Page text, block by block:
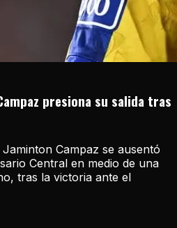
presiona su salida tras
Campaz se ausentó
Central en medio de una
tras la victoria ante el